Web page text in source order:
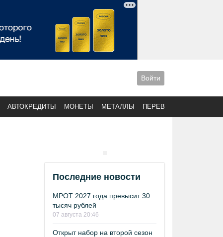
Войти
АВТОКРЕДИТЫ МОНЕТЫ МЕТАЛЛЫ ПЕРЕВОДЫ
Последние новости
МРОТ 2027 года превысит 30
тысяч рублей
07 августа 20:46
Открыт набор на второй сезон